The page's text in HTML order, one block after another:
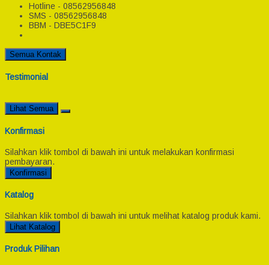
Hotline - 08562956848
SMS - 08562956848
BBM - DBE5C1F9
Semua Kontak
Testimonial
Lihat Semua
Konfirmasi
Silahkan klik tombol di bawah ini untuk melakukan konfirmasi
pembayaran.
Konfirmasi
Katalog
Silahkan klik tombol di bawah ini untuk melihat katalog produk kami.
Lihat Katalog
Produk Pilihan